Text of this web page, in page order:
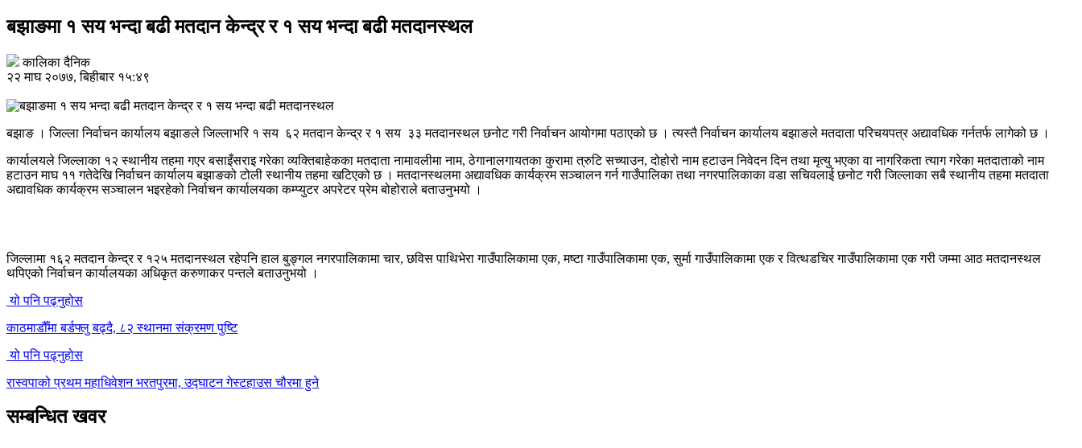
बझाङमा १ सय भन्दा बढी मतदान केन्द्र र १ सय भन्दा बढी मतदानस्थल
कालिका दैनिक
२२ माघ २०७७, बिहीबार १५:४९
बझाङ । जिल्ला निर्वाचन कार्यालय बझाङले जिल्लाभरि १ सय ६२ मतदान केन्द्र र १ सय ३३ मतदानस्थल छनोट गरी निर्वाचन आयोगमा पठाएको छ । त्यस्तै निर्वाचन कार्यालय बझाङले मतदाता परिचयपत्र अद्यावधिक गर्नतर्फ लागेको छ ।
कार्यालयले जिल्लाका १२ स्थानीय तहमा गएर बसाइँसराइ गरेका व्यक्तिबाहेकका मतदाता नामावलीमा नाम, ठेगानालगायतका कुरामा त्रुटि सच्याउन, दोहोरो नाम हटाउन निवेदन दिन तथा मृत्यु भएका वा नागरिकता त्याग गरेका मतदाताको नाम
हटाउन माघ ११ गतेदेखि निर्वाचन कार्यालय बझाङको टोली स्थानीय तहमा खटिएको छ । मतदानस्थलमा अद्यावधिक कार्यक्रम सञ्चालन गर्न गाउँपालिका तथा नगरपालिकाका वडा सचिवलाई छनोट गरी जिल्लाका सबै स्थानीय तहमा मतदाता
अद्यावधिक कार्यक्रम सञ्चालन भइरहेको निर्वाचन कार्यालयका कम्प्युटर अपरेटर प्रेम बोहोराले बताउनुभयो ।
जिल्लामा १६२ मतदान केन्द्र र १२५ मतदानस्थल रहेपनि हाल बुङ्गल नगरपालिकामा चार, छविस पाथिभेरा गाउँपालिकामा एक, मष्टा गाउँपालिकामा एक, सुर्मा गाउँपालिकामा एक र वित्थडचिर गाउँपालिकामा एक गरी जम्मा आठ मतदानस्थल
थपिएको निर्वाचन कार्यालयका अधिकृत करुणाकर पन्तले बताउनुभयो ।
यो पनि पढ्नुहोस
काठमाडौँमा बर्डफ्लु बढ्दै, ८२ स्थानमा संक्रमण पुष्टि
यो पनि पढ्नुहोस
रास्वपाको प्रथम महाधिवेशन भरतपुरमा, उद्घाटन गेस्टहाउस चौरमा हुने
सम्बन्धित खवर